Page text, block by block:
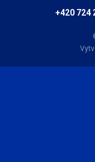
+420 724